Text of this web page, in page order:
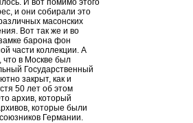
и они собирали это
масонских
Вот так же и во
барона фон
части коллекции. А
что в Москве был
Государственный
закрыт, как и
50 лет об этом
архив, который
которые были
Германии.